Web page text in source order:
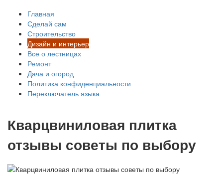
Главная
Сделай сам
Строительство
Дизайн и интерьер
Все о лестницах
Ремонт
Дача и огород
Политика конфиденциальности
Переключатель языка
Кварцвиниловая плитка
отзывы советы по выбору